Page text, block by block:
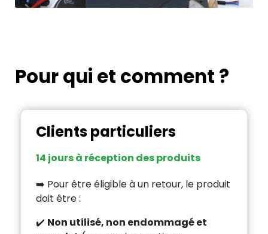
Pour qui et comment ?
Clients particuliers
14 jours à réception des produits
➡️ Pour être éligible à un retour, le produit
doit être :
✔️ Non utilisé, non endommagé et